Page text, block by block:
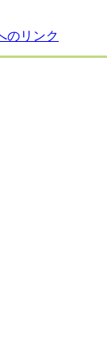
のリンク